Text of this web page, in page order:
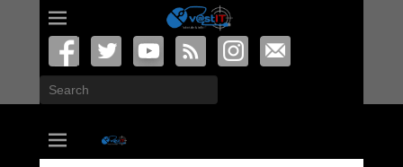
Search
vastIT.ro
Blog de Tehnologie